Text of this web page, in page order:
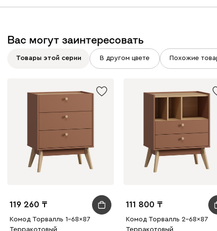
Вас могут заинтересовать
Товары этой серии В другом цвете Похожие
119 260
Комод Торвалль 1-68x87
Терракотовый
111 800
Комод Торвалль 2-68x87
Терракотовый